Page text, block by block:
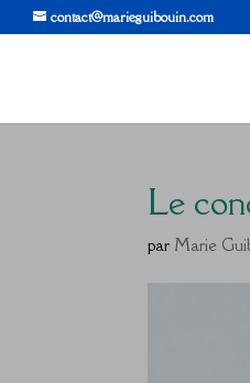
contact@marieguibouin.com
Le
par Marie